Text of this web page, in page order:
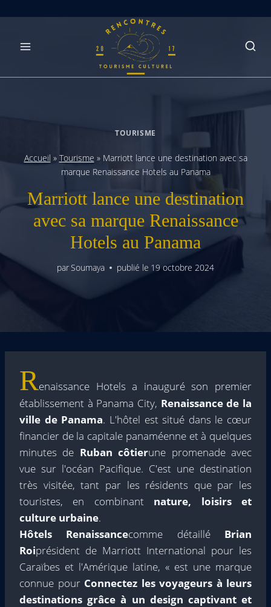
TOURISME
Accueil » Tourisme » Marriott lance une destination avec sa
marque Renaissance Hotels au Panama
Marriott lance une destination
avec sa marque Renaissance
Hotels au Panama
parSoumaya publié le 19 octobre 2024
Renaissance Hotels a inauguré son premier
établissement à Panama City, Renaissance de la
ville de Panama. L'hôtel est situé dans le cœur
financier de la capitale panaméenne et à quelques
minutes de Ruban côtierune promenade avec
vue sur l'océan Pacifique. C'est une destination
très visitée, tant par les résidents que par les
touristes, en combinant nature, loisirs et
culture urbaine.
Hôtels Renaissancecomme détaillé Brian
Roiprésident de Marriott International pour les
Caraïbes et l'Amérique latine, « est une marque
connue pour Connectez les voyageurs à leurs
destinations grâce à un design captivant et